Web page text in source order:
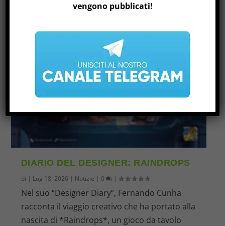
DIARIO DEL DESIGNER: RAINDROPS
di | Lug 18, 2026 | Notizie | 0 |
Nel suo “Designer Diary”, Fernando Cunha
racconta il viaggio creativo che ha portato alla
nascita di *Raindrops*, un gioco da tavolo
vengono pubblicati!